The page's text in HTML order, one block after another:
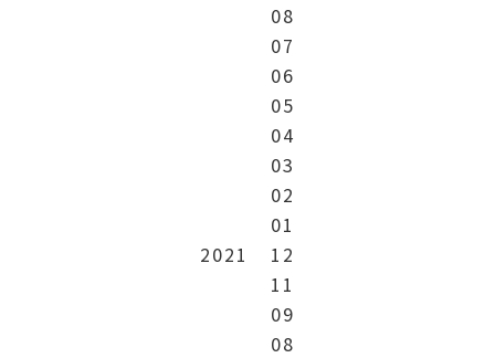
08
07
06
05
04
03
02
01
2021
12
11
09
08